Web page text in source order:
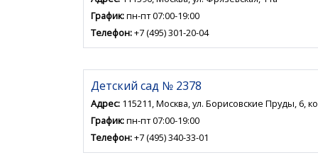
График:пн-пт 07:00-19:00
Телефон:+7 (495) 301-20-04
Детский сад № 2378
Адрес: 115211, Москва, ул. Борисовские Пруды, 6,
График:пн-пт 07:00-19:00
Телефон:+7 (495) 340-33-01